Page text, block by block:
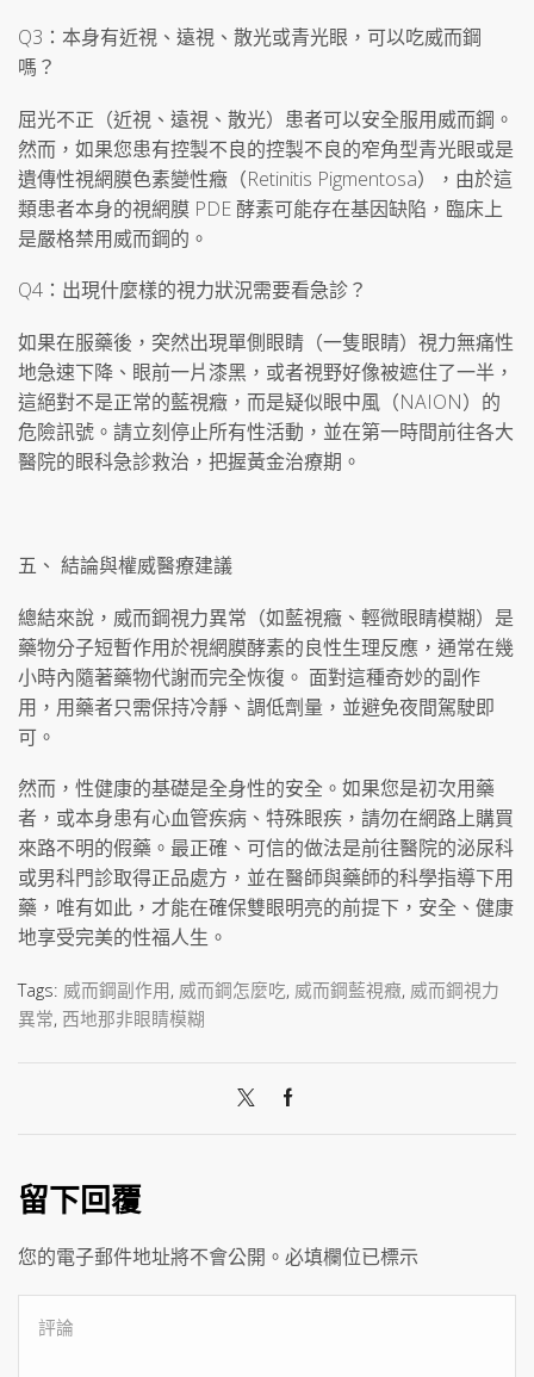
Q3：本身有近視、遠視、散光或青光眼，可以吃威而鋼
嗎？
屈光不正（近視、遠視、散光）患者可以安全服用威而鋼。
然而，如果您患有控製不良的控製不良的窄角型青光眼或是
遺傳性視網膜色素變性癥（Retinitis Pigmentosa），由於這
類患者本身的視網膜 PDE 酵素可能存在基因缺陷，臨床上
是嚴格禁用威而鋼的。
Q4：出現什麼樣的視力狀況需要看急診？
如果在服藥後，突然出現單側眼睛（一隻眼睛）視力無痛性
地急速下降、眼前一片漆黑，或者視野好像被遮住了一半，
這絕對不是正常的藍視癥，而是疑似眼中風（NAION）的
危險訊號。請立刻停止所有性活動，並在第一時間前往各大
醫院的眼科急診救治，把握黃金治療期。
五、 結論與權威醫療建議
總結來說，威而鋼視力異常（如藍視癥、輕微眼睛模糊）是
藥物分子短暫作用於視網膜酵素的良性生理反應，通常在幾
小時內隨著藥物代謝而完全恢復。 面對這種奇妙的副作
用，用藥者只需保持冷靜、調低劑量，並避免夜間駕駛即
可。
然而，性健康的基礎是全身性的安全。如果您是初次用藥
者，或本身患有心血管疾病、特殊眼疾，請勿在網路上購買
來路不明的假藥。最正確、可信的做法是前往醫院的泌尿科
或男科門診取得正品處方，並在醫師與藥師的科學指導下用
藥，唯有如此，才能在確保雙眼明亮的前提下，安全、健康
地享受完美的性福人生。
Tags: 威而鋼副作用, 威而鋼怎麼吃, 威而鋼藍視癥, 威而鋼視力
異常, 西地那非眼睛模糊
留下回覆
您的電子郵件地址將不會公開。必填欄位已標示